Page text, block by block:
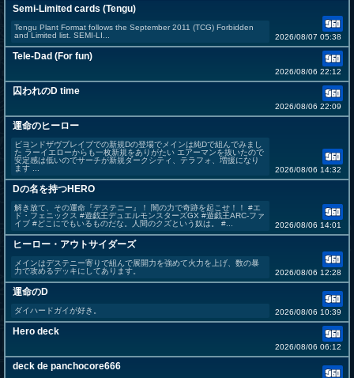
Semi-Limited cards (Tengu)
Tengu Plant Format follows the September 2011 (TCG) Forbidden
and Limited list. SEMI-LI...
2026/08/07 05:38
Tele-Dad (For fun)
2026/08/06 22:12
囚われのD time
2026/08/06 22:09
運命のヒーロー
ビヨンドザヴブレイブでの新規Dの登場でメインは純Dで組んでみまし
た ラーイエローからも一枚新規をありがたい エアーマンを抜いたので
安定感は低いのでサーチが新規ダークシティ、テラフォ、増援になり
ます ...
2026/08/06 14:32
Dの名を持つHERO
解き放て、その運命『デステニー』！ 闇の力で奇跡を起こせ！！ #エ
ド・フェニックス #遊戯王デュエルモンスターズGX #遊戯王ARC-ファ
イブ #どこにでもいるものだな。人間のクズという奴は。 #...
2026/08/06 14:01
ヒーロー・アウトサイダーズ
メインはデステニー寄りで組んで展開力を強めて火力を上げ、数の暴
力で攻めるデッキにしてあります。
2026/08/06 12:28
運命のD
ダイハードガイが好き。 2026/08/06 10:39
Hero deck
2026/08/06 06:12
deck de panchocore666